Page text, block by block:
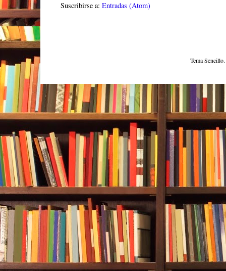
Suscribirse a: Entradas (Atom)
Tema